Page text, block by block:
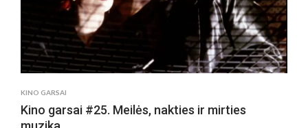
KINO GARSAI
Kino garsai #25. Meilės, nakties ir mirties